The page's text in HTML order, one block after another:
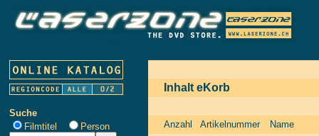
Suche
Filmtitel
Person
Inhalt eKorb
Anzahl Artikelnummer
Name